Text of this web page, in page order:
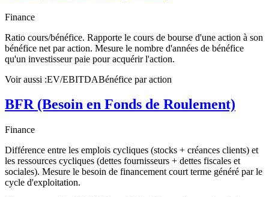
Finance
Ratio cours/bénéfice. Rapporte le cours de bourse d'une action à son
bénéfice net par action. Mesure le nombre d'années de bénéfice
qu'un investisseur paie pour acquérir l'action.
Voir aussi :EV/EBITDABénéfice par action
BFR (Besoin en Fonds de Roulement)
Finance
Différence entre les emplois cycliques (stocks + créances clients) et
les ressources cycliques (dettes fournisseurs + dettes fiscales et
sociales). Mesure le besoin de financement court terme généré par le
cycle d'exploitation.